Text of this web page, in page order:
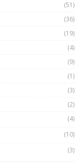
chiến | Phổ cập
(51)
(36)
(19)
(4)
(9)
(1)
(3)
(2)
(4)
(10)
(3)